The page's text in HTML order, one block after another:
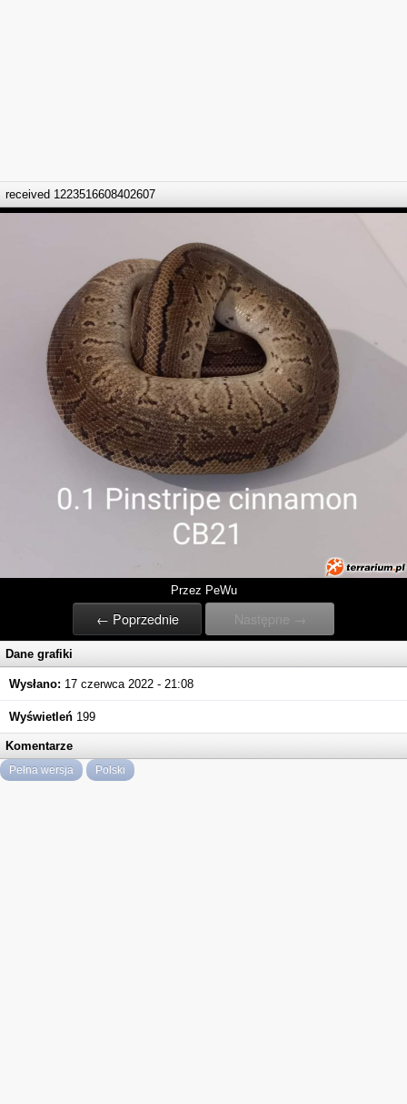
received 1223516608402607
Przez PeWu
← Poprzednie Następne →
Dane grafiki
Wysłano: 17 czerwca 2022 - 21:08
Wyświetleń 199
Komentarze
Pełna wersja Polski